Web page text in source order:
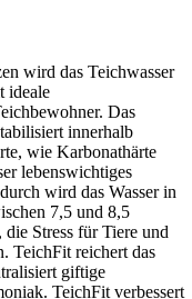
wird das Teichwasser
ideale
Das
innerhalb
wie Karbonathärte
lebenswichtiges
wird das Wasser in
7,5 und 8,5
Stress für Tiere und
TeichFit reichert das
giftige
TeichFit verbessert